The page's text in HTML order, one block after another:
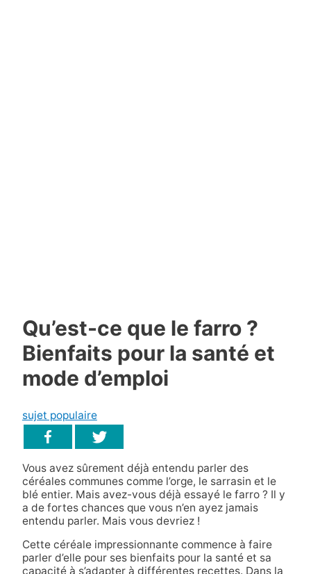
Qu’est-ce que le farro ?
Bienfaits pour la santé et
mode d’emploi
sujet populaire
Vous avez sûrement déjà entendu parler des
céréales communes comme l’orge, le sarrasin et le
blé entier. Mais avez-vous déjà essayé le farro ? Il y
a de fortes chances que vous n’en ayez jamais
entendu parler. Mais vous devriez !
Cette céréale impressionnante commence à faire
parler d’elle pour ses bienfaits pour la santé et sa
capacité à s’adapter à différentes recettes. Dans la